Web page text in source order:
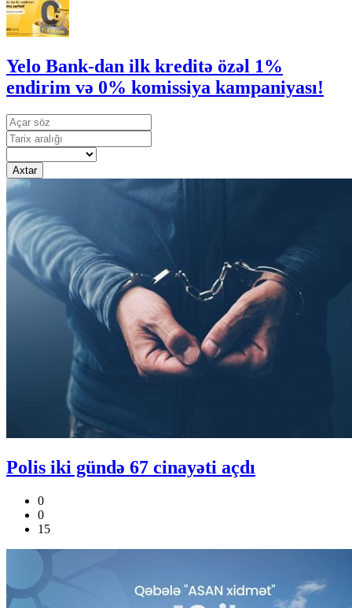
Yelo Bank-dan ilk kreditə özəl 1%
endirim və 0% komissiya kampaniyası!
Axtar
Polis iki gündə 67 cinayəti açdı
0
0
15